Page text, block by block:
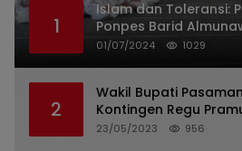
1
Islam dan Toleransi:
Ponpes Barid
Indonesia
01/07/2024 1029
2
Wakil Bupati
Kontingen Regu
Pasaman
23/05/2023 956